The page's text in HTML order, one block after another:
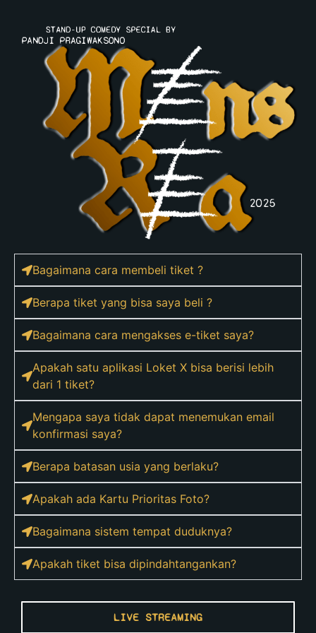
Bagaimana cara membeli tiket ?
Berapa tiket yang bisa saya beli ?
Bagaimana cara mengakses e-tiket saya?
Apakah satu aplikasi Loket X bisa berisi lebih
dari 1 tiket?
Mengapa saya tidak dapat menemukan email
konfirmasi saya?
Berapa batasan usia yang berlaku?
Apakah ada Kartu Prioritas Foto?
Bagaimana sistem tempat duduknya?
Apakah tiket bisa dipindahtangankan?
LIVE STREAMING